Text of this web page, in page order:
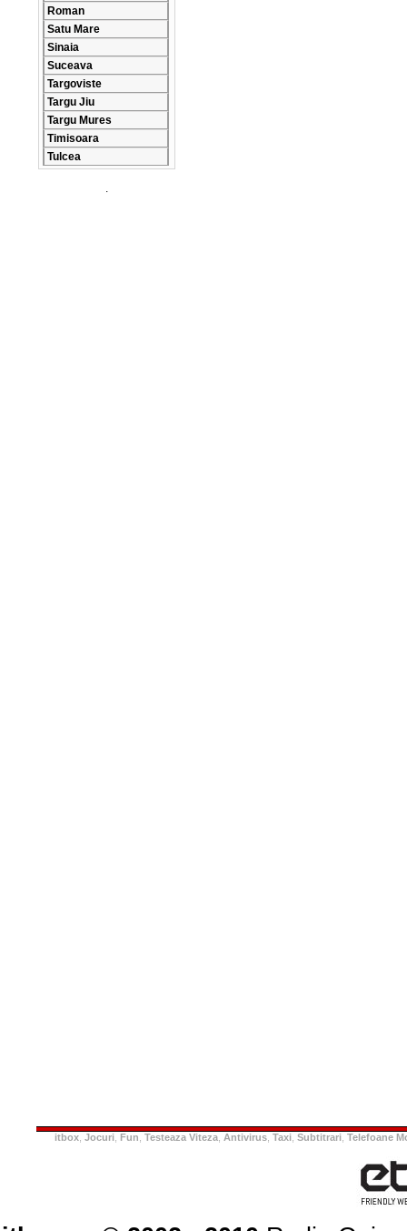
Roman
Satu Mare
Sinaia
Suceava
Targoviste
Targu Jiu
Targu Mures
Timisoara
Tulcea
.
itbox, Jocuri, Fun Testeaza Viteza, Antivirus, Taxi, Subtitrari, Telefoane